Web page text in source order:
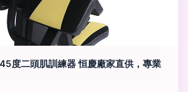
度二頭肌訓練器 恒慶廠家直供，專業